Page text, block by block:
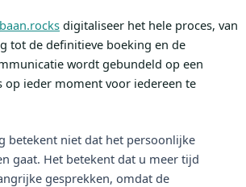
baan.rocks digitaliseer het hele proces, van
tot de definitieve boeking en de
wordt gebundeld op een
op ieder moment voor iedereen te
betekent niet dat het persoonlijke
gaat. Het betekent dat u meer tijd
gesprekken, omdat de